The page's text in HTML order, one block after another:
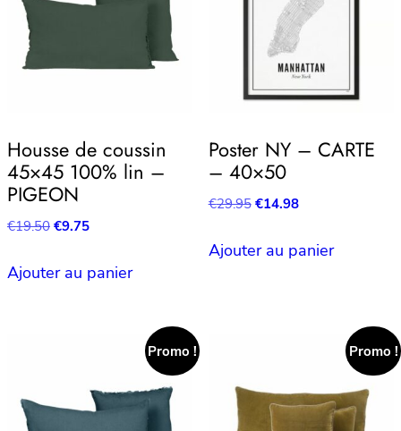
Housse de coussin
45×45 100% lin –
PIGEON
€19.50Le
initial
€9.75Le
actuel
Ajouter au panier
Poster NY – CARTE
– 40×50
€29.95 Le
initial
€14.98Le
actuel
Ajouter au panier
Promo ! Promo !